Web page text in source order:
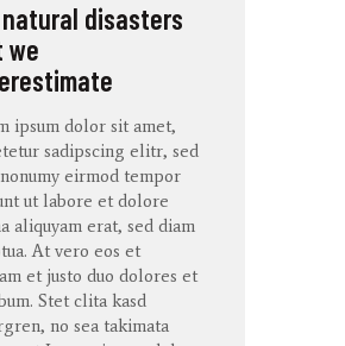
natural disasters
we
ipsum dolor sit amet,
sadipscing elitr, sed
nonumy eirmod tempor
ut labore et dolore
aliquyam erat, sed diam
. At vero eos et
et justo duo dolores et
. Stet clita kasd
, no sea takimata